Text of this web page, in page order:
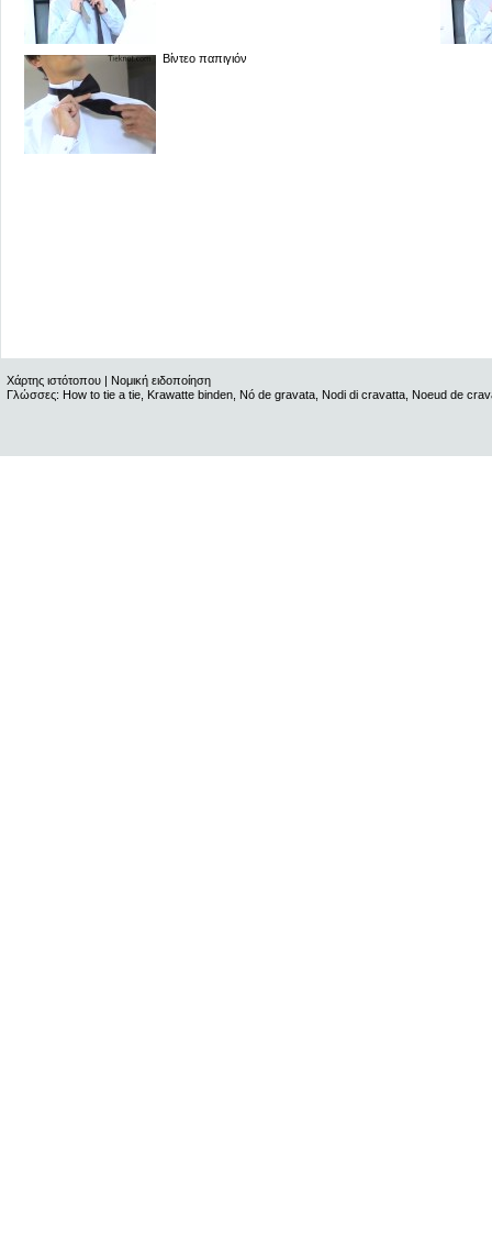
Βίντεο παπιγιόν
Χάρτης ιστότοπου | Νομική ειδοποίηση
Γλώσσες: How to tie a tie Krawatte binden Nó de gravata Nodi di cravatta Noeud de